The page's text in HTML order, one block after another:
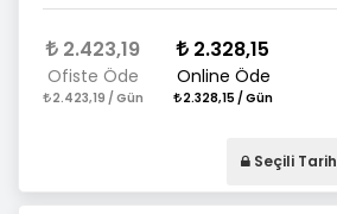
2.423,19
Ofiste Öde
2.423,19 / Gün
2.328,15
Online Öde
2.328,15 / Gün
Seçili